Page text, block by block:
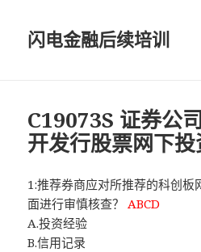
闪电金融后续培训
C19073S 证券公
开发行股票网下
1:推荐券商应对所推荐的科创板
面进行审慎核查？ABCD
A.投资经验
B.信用记录